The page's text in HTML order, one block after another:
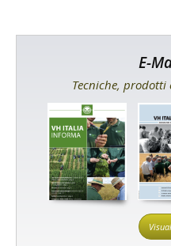
E-
Tecniche, prodotti